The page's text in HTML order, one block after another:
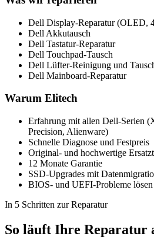
Dell Display-Reparatur (OLED,
Dell Akkutausch
Dell Tastatur-Reparatur
Dell Touchpad-Tausch
Dell Lüfter-Reinigung und
Dell Mainboard-Reparatur
Warum Elitech
Erfahrung mit allen Dell-Serien
Precision, Alienware)
Schnelle Diagnose und Festpreis
Original- und hochwertige
12 Monate Garantie
SSD-Upgrades mit
BIOS- und UEFI-Probleme lösen
In 5 Schritten zur Reparatur
So läuft Ihre Reparatur